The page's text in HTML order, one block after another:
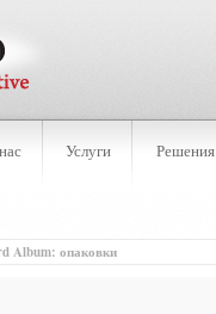
Услуги Решения
Album: опаковки